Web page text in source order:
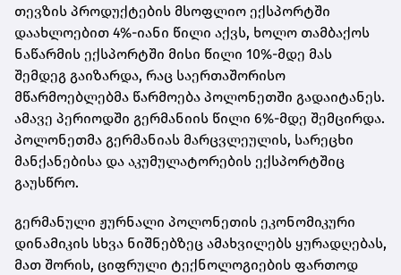
თევზის პროდუქტების მსოფლიო ექსპორტში
დაახლოებით 4%-იანი წილი აქვს, ხოლო თამბაქოს
ნაწარმის ექსპორტში მისი წილი 10%-მდე მას
შემდეგ გაიზარდა, რაც საერთაშორისო
მწარმოებლებმა წარმოება პოლონეთში გადაიტანეს.
ამავე პერიოდში გერმანიის წილი 6%-მდე შემცირდა.
პოლონეთმა გერმანიას მარცვლეულის, სარეცხი
მანქანებისა და აკუმულატორების ექსპორტშიც
გაუსწრო.
გერმანული ჟურნალი პოლონეთის ეკონომიკური
დინამიკის სხვა ნიშნებზეც ამახვილებს ყურადღებას,
მათ შორის, ციფრული ტექნოლოგიების ფართოდ